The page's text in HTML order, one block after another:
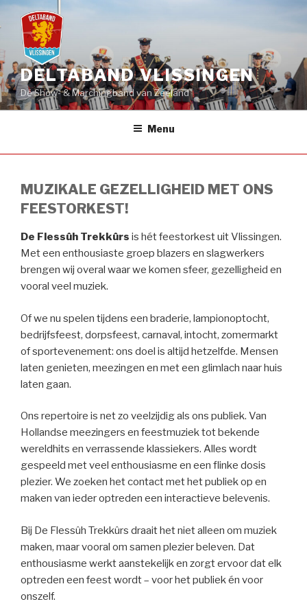
Naar
de
inhoud
springen
DELTABAND VLISSINGEN
Dé Show- & Marchingband van Zeeland
Menu
MUZIKALE GEZELLIGHEID MET ONS
FEESTORKEST!
De Flessûh Trekkûrs is hét feestorkest uit Vlissingen.
Met een enthousiaste groep blazers en slagwerkers
brengen wij overal waar we komen sfeer, gezelligheid en
vooral veel muziek.
Of we nu spelen tijdens een braderie, lampionoptocht,
bedrijfsfeest, dorpsfeest, carnaval, intocht, zomermarkt
of sportevenement: ons doel is altijd hetzelfde. Mensen
laten genieten, meezingen en met een glimlach naar huis
laten gaan.
Ons repertoire is net zo veelzijdig als ons publiek. Van
Hollandse meezingers en feestmuziek tot bekende
wereldhits en verrassende klassiekers. Alles wordt
gespeeld met veel enthousiasme en een flinke dosis
plezier. We zoeken het contact met het publiek op en
maken van ieder optreden een interactieve belevenis.
Bij De Flessûh Trekkûrs draait het niet alleen om muziek
maken, maar vooral om samen plezier beleven. Dat
enthousiasme werkt aanstekelijk en zorgt ervoor dat elk
optreden een feest wordt – voor het publiek én voor
onszelf.